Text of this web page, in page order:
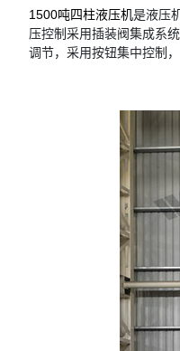
1500吨四柱液压机是液压
压控制采用插装阀集成系
调节，采用按钮集中控制